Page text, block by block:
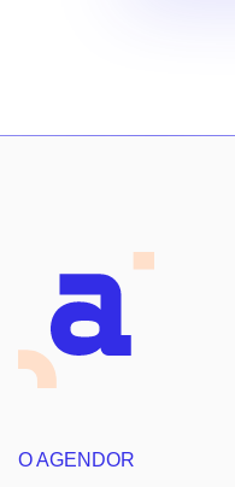
O AGENDOR